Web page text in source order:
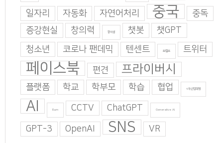
일자리 자동화 자연어처리 중국
중독
증강현실
창의력 창의성 챗봇
챗GPT
청소년
코로나 팬데믹 텐센트 트럼프 트위터
페이스북 편견 프라이버시
플랫폼 학교 학부모 학습 협업 4차산업혁명
AI Burn CCTV ChatGPT Generative AI
GPT-3 OpenAI SNS VR